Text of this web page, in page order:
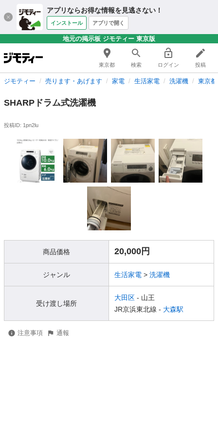
アプリならお得な情報を見逃さない！
インストール アプリで開く
地元の掲示板 ジモティー 東京版
東京都 検索 ログイン 投稿
ジモティー 売ります・あげます 家電 生活家電 洗濯機 東京
SHARPドラム式洗濯機
投稿ID: 1pn2lu
商品価格 20,000円
ジャンル 生活家電 > 洗濯機
受け渡し場所
大田区 - 山王
JR京浜東北線 - 大森駅
注意事項 通報